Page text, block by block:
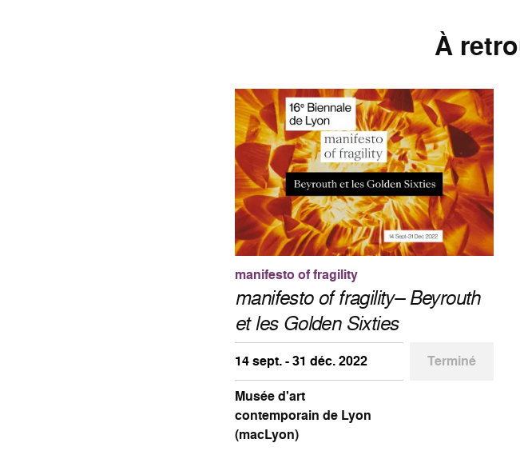
À
manifesto of fragility
manifesto of fragility– Beyrouth
et les Golden Sixties
14 sept. - 31 déc. 2022
Terminé
Musée d'art
contemporain de Lyon
(macLyon)